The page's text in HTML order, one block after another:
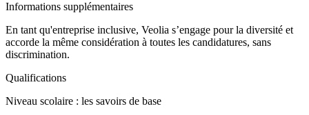
Informations supplémentaires
En tant qu'entreprise inclusive, Veolia s’engage pour la diversité et
accorde la même considération à toutes les candidatures, sans
discrimination.
Qualifications
Niveau scolaire : les savoirs de base